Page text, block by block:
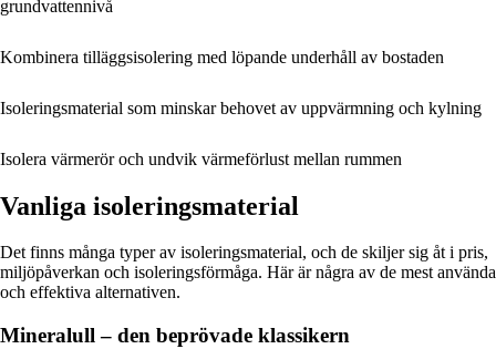
grundvattennivå
Kombinera tilläggsisolering med löpande underhåll av bostaden
Isoleringsmaterial som minskar behovet av uppvärmning och kylning
Isolera värmerör och undvik värmeförlust mellan rummen
Vanliga isoleringsmaterial
Det finns många typer av isoleringsmaterial, och de skiljer sig åt i pris,
miljöpåverkan och isoleringsförmåga. Här är några av de mest använda
och effektiva alternativen.
Mineralull – den beprövade klassikern